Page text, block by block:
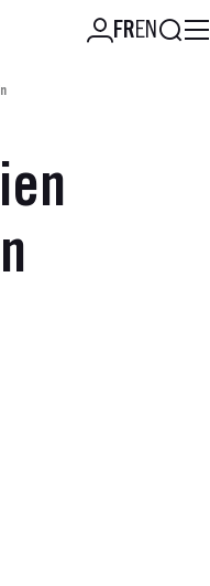
FREN